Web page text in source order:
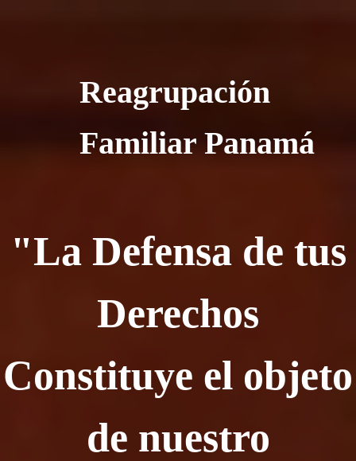
Reagrupación
Familiar Panamá
"La Defensa de tus
Derechos
Constituye el objeto
de nuestro